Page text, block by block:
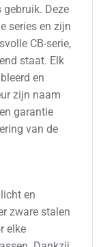
Deze
series en zijn
CB-serie,
staat. Elk
en
zijn naam
garantie
van de
en
zware stalen
elke